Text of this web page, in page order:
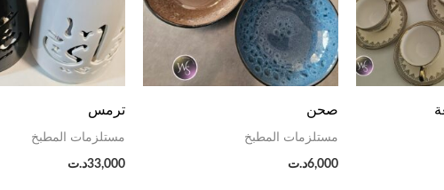
صحن
مستلزمات المطبخ
6,000د.ت
ترمس
مستلزمات المطبخ
33,000د.ت